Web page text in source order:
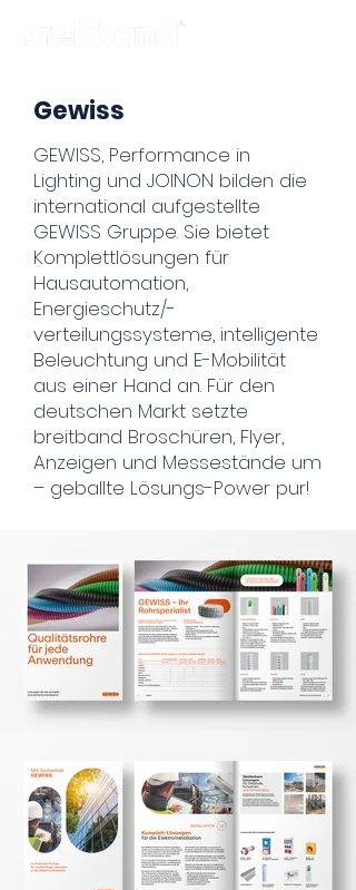
Gewiss
GEWISS, Performance in
Lighting und JOINON bilden die
international aufgestellte
GEWISS Gruppe. Sie bietet
Komplettlösungen für
Hausautomation,
Energieschutz/-
verteilungssysteme, intelligente
Beleuchtung und E-Mobilität
aus einer Hand an. Für den
deutschen Markt setzte
breitband Broschüren, Flyer,
Anzeigen und Messestände um
– geballte Lösungs-Power pur!